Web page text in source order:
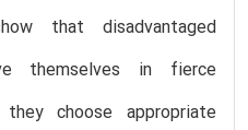
that disadvantaged
themselves in fierce
choose appropriate